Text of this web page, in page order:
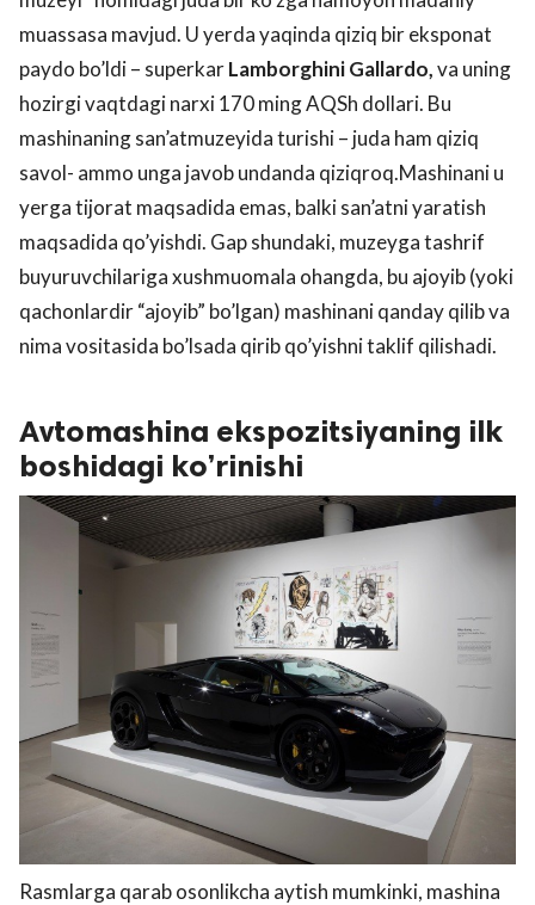
muassasa mavjud. U yerda yaqinda qiziq bir eksponat
paydo bo’ldi – superkarLamborghiniGallardo,va uning
hozirgi vaqtdagi narxi 170 ming AQSh dollari. Bu
mashinaning san’atmuzeyida turishi – juda ham qiziq
savol- ammo unga javob undanda qiziqroq.Mashinani u
yerga tijorat maqsadida emas, balki san’atni yaratish
maqsadida qo’yishdi. Gap shundaki, muzeyga tashrif
buyuruvchilariga xushmuomala ohangda, bu ajoyib (yoki
qachonlardir “ajoyib” bo’lgan) mashinani qanday qilib va
nima vositasida bo’lsada qirib qo’yishni taklif qilishadi.
Avtomashina ekspozitsiyaning ilk
boshidagi ko’rinishi
Rasmlarga qarab osonlikcha aytish mumkinki, mashina